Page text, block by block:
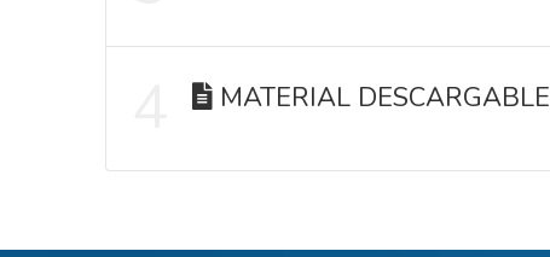
MATERIAL DESCARGABLE